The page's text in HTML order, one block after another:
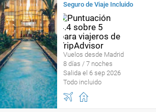
Seguro de Viaje Incluido
Vuelos desde Madrid
8 días / 7 noches
Salida el 6 sep 2026
Todo incluido